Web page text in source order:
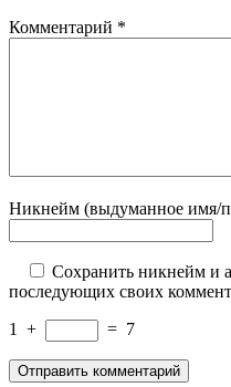
Комментарий *
Никнейм (выдуманное имя/
Сохранить никнейм и
последующих своих
1
+ = 7